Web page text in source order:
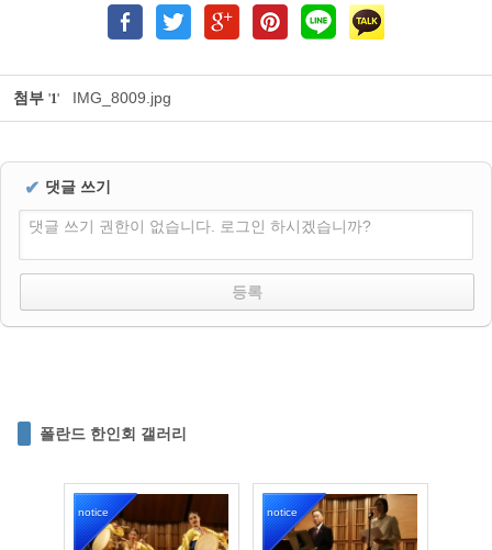
첨부 '1' IMG_8009.jpg
✔ 댓글 쓰기
댓글 쓰기 권한이 없습니다. 로그인 하시겠습니까?
폴란드 한인회 갤러리
notice notice